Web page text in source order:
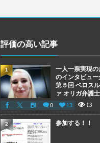
評価の高い記事
一人一票実現の
のインタビュー
第５回 ベロス
ァ オリガ弁護士
0 13 13
1
参加する！！
2